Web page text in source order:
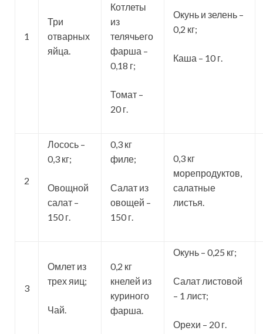
1
Три
отварных
яйца.
Котлеты
из
телячьего
фарша –
0,18 г;
Томат –
20 г.
Окунь и зелень –
0,2 кг;
Каша – 10 г.
2
Лосось –
0,3 кг;
Овощной
салат –
150 г.
0,3 кг
филе;
Салат из
овощей –
150 г.
0,3 кг
морепродуктов,
салатные
листья.
3
Омлет из
трех яиц;
Чай.
0,2 кг
кнелей из
куриного
фарша.
Окунь – 0,25 кг;
Салат листовой
– 1 лист;
Орехи – 20 г.